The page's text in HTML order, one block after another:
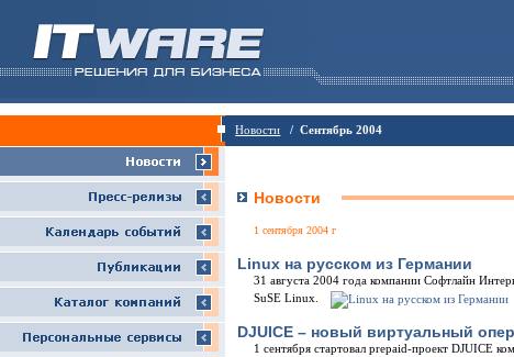
Новости / Сентябрь 2004
Новости
1 сентября 2004 г
Linux на русском из Германии
31 августа 2004 года компании Софтлайн
SuSE Linux.
DJUICE – новый виртуальный
1 сентября стартовал prepaid-проект DJUICE